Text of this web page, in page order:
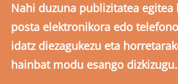
Nahi duzuna publizitatea egitea
posta elektronikora edo
idatz diezagukezu eta
hainbat modu esango dizkizugu.